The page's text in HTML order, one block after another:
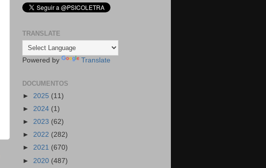
TRANSLATE
Powered by Translate
DOCUMENTOS
► 2025 (11)
► 2024 (1)
► 2023 (62)
► 2022 (282)
► 2021 (670)
► 2020 (487)